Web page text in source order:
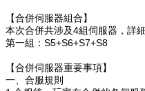
【合併伺服器組合】
本次合併共涉及4組伺服器，詳
第一組：S5+S6+S7+S8
【合併伺服器重要事項】
一、合服規則